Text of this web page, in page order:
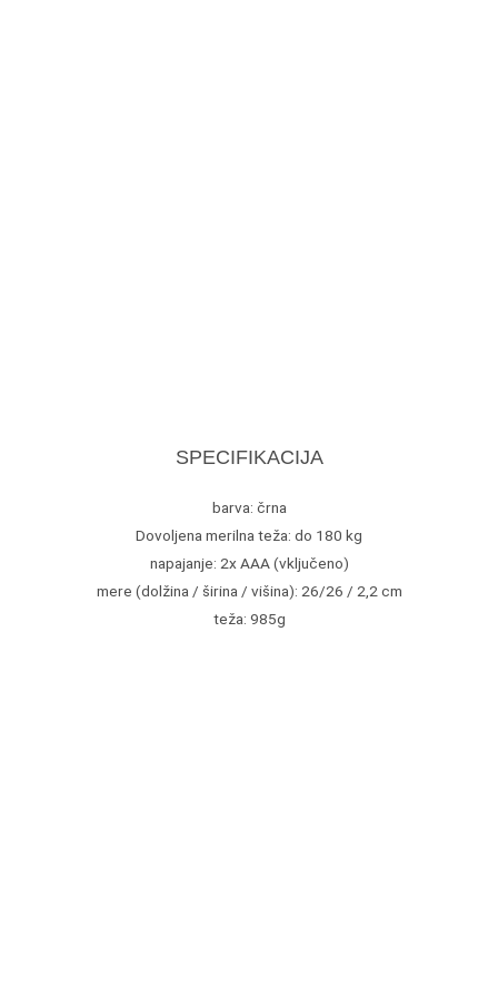
SPECIFIKACIJA
barva: črna
Dovoljena merilna teža: do 180 kg
napajanje: 2x AAA (vključeno)
mere (dolžina / širina / višina): 26/26 / 2,2 cm
teža: 985g